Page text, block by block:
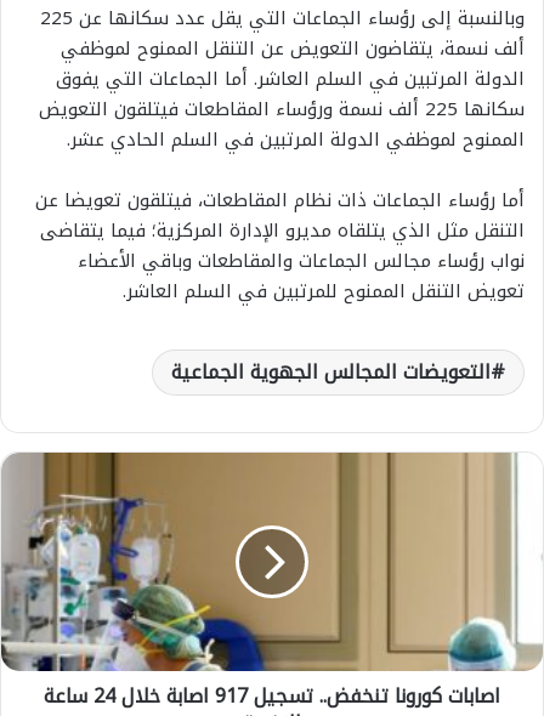
وبالنسبة إلى رؤساء الجماعات التي يقل عدد سكانها عن 225
ألف نسمة، يتقاضون التعويض عن التنقل الممنوح لموظفي
الدولة المرتبين في السلم العاشر. أما الجماعات التي يفوق
سكانها 225 ألف نسمة ورؤساء المقاطعات فيتلقون التعويض
الممنوح لموظفي الدولة المرتبين في السلم الحادي عشر.
أما رؤساء الجماعات ذات نظام المقاطعات، فيتلقون تعويضا عن
التنقل مثل الذي يتلقاه مديرو الإدارة المركزية؛ فيما يتقاضى
نواب رؤساء مجالس الجماعات والمقاطعات وباقي الأعضاء
تعويض التنقل الممنوح للمرتبين في السلم العاشر.
التعويضات المجالس الجهوية الجماعية
ا
و
ر
اصابات كورونا تنخفض.. تسجيل 917 اصابة خلال 24 ساعة